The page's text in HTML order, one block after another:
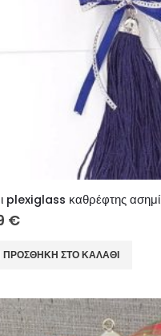
plexiglass καθρέφτης ασημί
€
ΠΡΟΣΘΉΚΗ ΣΤΟ ΚΑΛΆΘΙ